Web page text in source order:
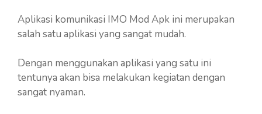
Aplikasi komunikasi IMO Mod Apk ini merupakan
salah satu aplikasi yang sangat mudah.
Dengan menggunakan aplikasi yang satu ini
tentunya akan bisa melakukan kegiatan dengan
sangat nyaman.